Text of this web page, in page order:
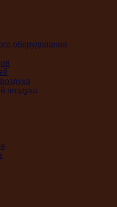
оборудования
воздуха